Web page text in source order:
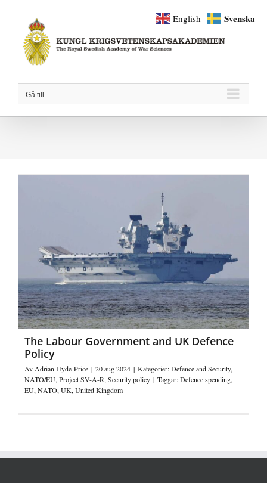
innehållet
Gå till…
The Labour Government and UK Defence
Policy
Av Adrian Hyde-Price | 20 aug 2024 | Kategorier:Defence and Security,
NATO/EU, Project SV-A-R, Security policy | Taggar:Defence spending,
EU, NATO, UK, United Kingdom
English Svenska